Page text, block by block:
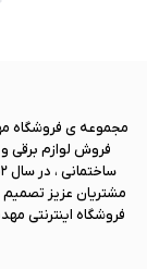
مجموعه ی فروشگاه
فروش لوازم برقی
مشتریان عزیز
فروشگاه اینترنتی مهد